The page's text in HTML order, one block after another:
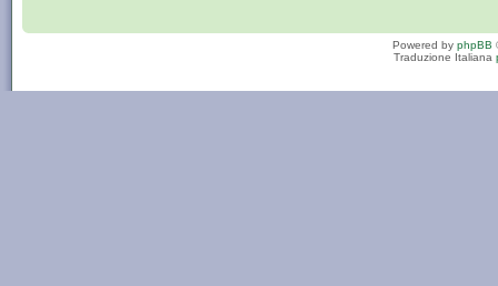
Powered by phpBB
Traduzione Italiana